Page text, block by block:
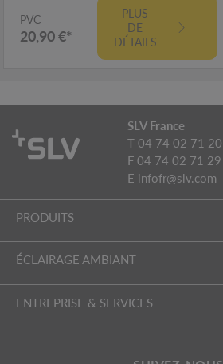
PVC
20,90 €*
PLUS
DE
DÉTAILS
SLV France
T 04 74 02 71 20
F 04 74 02 71 29
E infofr@slv.com
PRODUITS
ÉCLAIRAGE AMBIANT
ENTREPRISE & SERVICES